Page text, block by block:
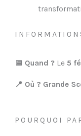
📅 Quand ? Le 5
📍 Où ? Grande
POURQUOI